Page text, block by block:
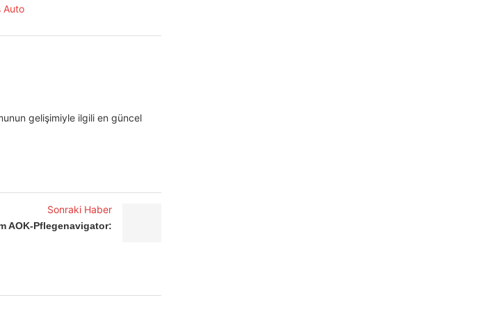
gelişimiyle ilgili en güncel
Sonraki Haber
AOK-Pflegenavigator: